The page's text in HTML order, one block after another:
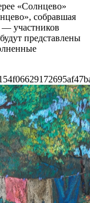
«Солнцево»
собравшая
— участников
представлены